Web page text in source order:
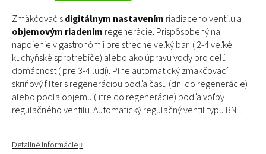
Zmäkčovač sdigitálnym nastavením riadiaceho ventilu a
objemovým riadením regenerácie. Prispôsobený na
napojenie v gastronómií pre stredne veľký bar ( 2-4 veľké
kuchyňské sprotrebiče) alebo ako úpravu vody pro celú
domácnosť ( pre 3-4 ľudí). Plne automatický zmäkčovací
skriňový filter s regeneráciou podľa času (dni do regenerácie)
alebo podľa objemu (litre do regenerácie) podľa voľby
regulačného ventilu. Automatický regulačný ventil typu BNT.
Detailné informácie